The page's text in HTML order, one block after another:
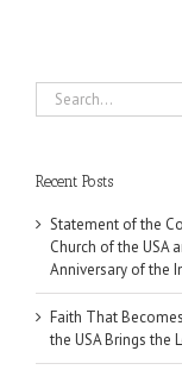
Search
for:
Recent Posts
Statement of the
Church of the USA
Anniversary of the
Faith That
the USA Brings the